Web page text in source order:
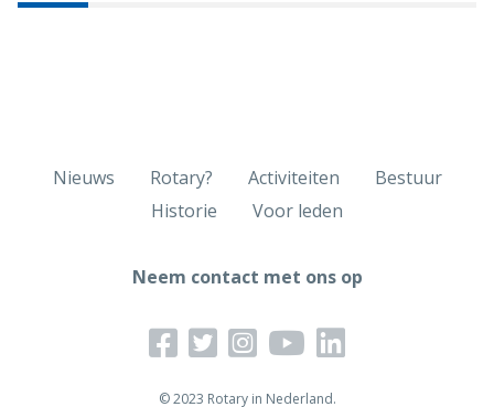
Nieuws Rotary? Activiteiten
Bestuur
Historie
Voor leden
Neem contact met ons op
© 2023 Rotary in Nederland.